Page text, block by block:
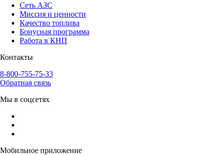
Сеть АЗС
Миссия и ценности
Качество топлива
Бонусная программа
Работа в КНП
Контакты
8-800-755-75-33
Обратная связь
Мы в соцсетях
Мобильное приложение